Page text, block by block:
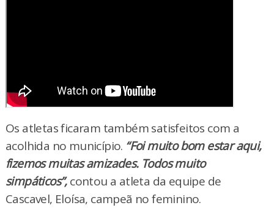
Os atletas ficaram também satisfeitos com a
acolhida no município. “Foi muito bom estar aqui,
fizemos muitas amizades. Todos muito
simpáticos”,contou a atleta da equipe de
Cascavel, Eloísa, campeã no feminino.